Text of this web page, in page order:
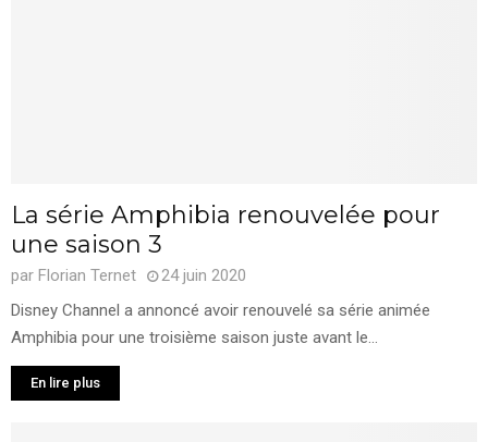
La série Amphibia renouvelée pour
une saison 3
par Florian Ternet
24 juin 2020
Disney Channel a annoncé avoir renouvelé sa série animée
Amphibia pour une troisième saison juste avant le...
En lire plus